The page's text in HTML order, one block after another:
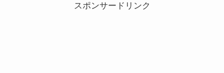
スポンサードリンク